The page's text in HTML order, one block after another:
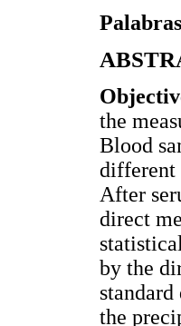
the
Blood
different
After
direct
by the
the